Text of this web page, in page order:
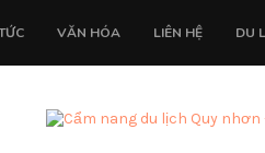
VĂN HÓA LIÊN HỆ DU